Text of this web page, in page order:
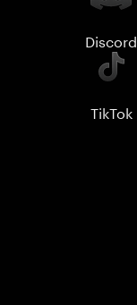
Discord
TikTok